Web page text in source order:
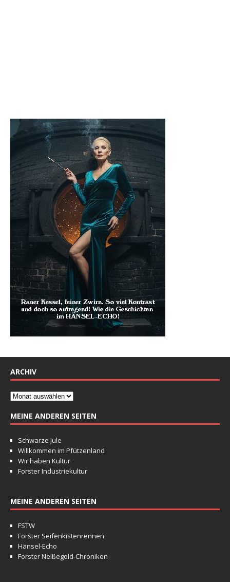
ARCHIV
MEINE ANDEREN SEITEN
Schwarze Jule
Willkommen im Pfützenland
Wir haben Kultur
Forster Industriekultur
MEINE ANDEREN SEITEN
FSTW
Forster Seifenkistenrennen
Hänsel-Echo
Forster Neißegold-Chroniken